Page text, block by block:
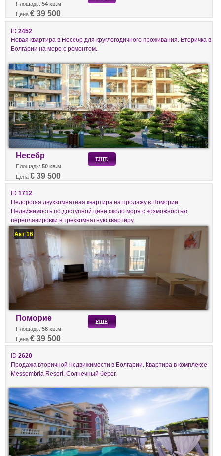
Площадь: 54 кв.м
Цена € 39 500
ID 2452
Новая квартира в Несебр для круглогодичного проживания. Вторичка в
Болгарии на море с ремонтом.
Несебр
Площадь: 50 кв.м
Цена € 39 500
ID 1712
Недорогая двухкомнатная квартира на продажу в Помории.
Недвижимость по доступной цене около моря с возможностью
перепланировки в трехкомнатную квартиру.
Акт 16
Поморие
Площадь: 58 кв.м
Цена € 39 500
ID 2620
Продажа втoричной недвижимости в Болгарии. Квартира в комплексе
Messembria Resort, Солнечный берег.